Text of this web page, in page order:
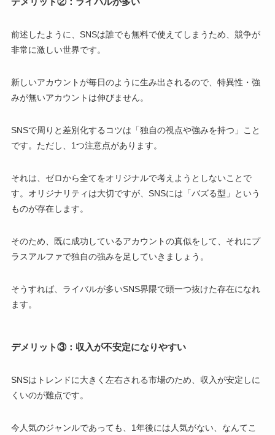
前述したように、SNSは誰でも無料で使えてしまうため、競争が
非常に激しい世界です。
新しいアカウントが毎日のように生み出されるので、特異性・強
みが無いアカウントは伸びません。
SNSで周りと差別化するコツは「独自の視点や強みを持つ」こと
です。ただし、1つ注意点があります。
それは、ゼロから全てをオリジナルで考えようとしないことで
す。オリジナリティは大切ですが、SNSには「バズる型」という
ものが存在します。
そのため、既に成功しているアカウントの真似をして、それにプ
ラスアルファで独自の強みを足していきましょう。
そうすれば、ライバルが多いSNS界隈で頭一つ抜けた存在になれ
ます。
デメリット③：収入が不安定になりやすい
SNSはトレンドに大きく左右される市場のため、収入が安定しに
くいのが難点です。
今人気のジャンルであっても、1年後には人気がない、なんてこ